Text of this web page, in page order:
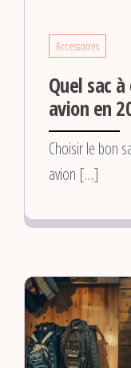
Accessoires
Quel sac
avion en
Choisir le bon
avion […]